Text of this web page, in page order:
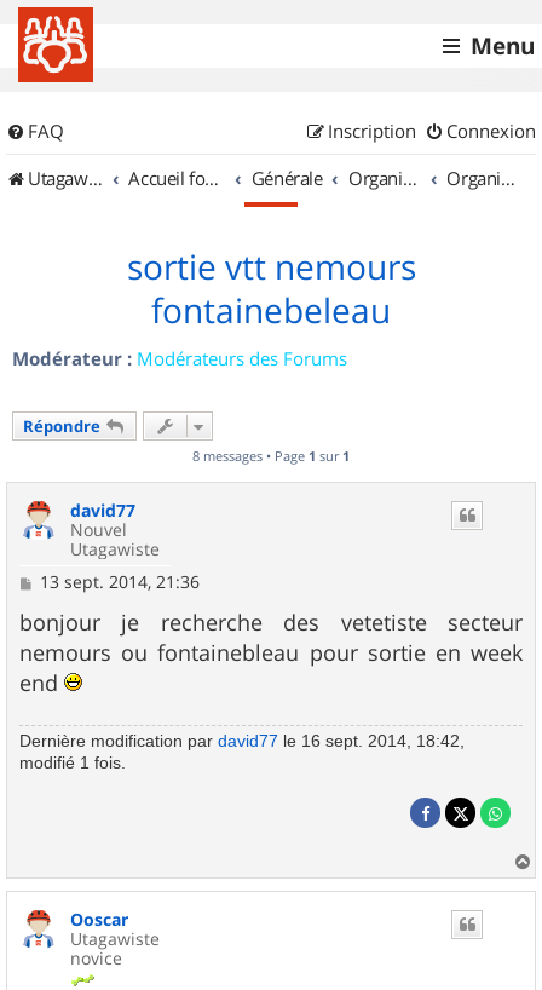
Menu
FAQ Connexion
Inscription
UtagawaVTT (Randos VTT et VTTAE avec traces GPS)
Accueil forum Générale Organisation de sorties & Recherche de partenaires Organisation de sorties en région Île de France
sortie vtt nemours
fontainebeleau
Modérateur : Modérateurs des Forums
Répondre
8 messages • Page 1 sur 1
david77
Nouvel
Utagawiste
M
s
s
a
g
e
13 sept. 2014, 21:36
bonjour je recherche des vetetiste secteur
nemours ou fontainebleau pour sortie en week
end
Dernière modification par david77 le 16 sept. 2014, 18:42,
modifié 1 fois.
a
Ooscar
Utagawiste
novice